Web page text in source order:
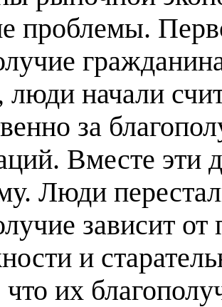
проблемы.
люди начали
за
Вместе эти
Люди
зависит
и
их